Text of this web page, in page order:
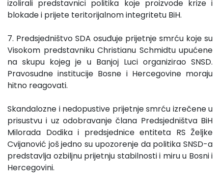
izolirali predstavnici politika koje proizvode krize i
blokade i prijete teritorijalnom integritetu BiH.
7. Predsjedništvo SDA osuđuje prijetnje smrću koje su
Visokom predstavniku Christianu Schmidtu upućene
na skupu kojeg je u Banjoj Luci organizirao SNSD.
Pravosudne institucije Bosne i Hercegovine moraju
hitno reagovati.
Skandalozne i nedopustive prijetnje smrću izrečene u
prisustvu i uz odobravanje člana Predsjedništva BiH
Milorada Dodika i predsjednice entiteta RS Željke
Cvijanović još jedno su upozorenje da politika SNSD-a
predstavlja ozbiljnu prijetnju stabilnosti i miru u Bosni i
Hercegovini.